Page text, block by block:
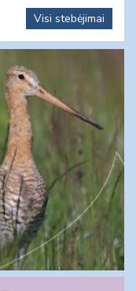
Visi stebėjimai